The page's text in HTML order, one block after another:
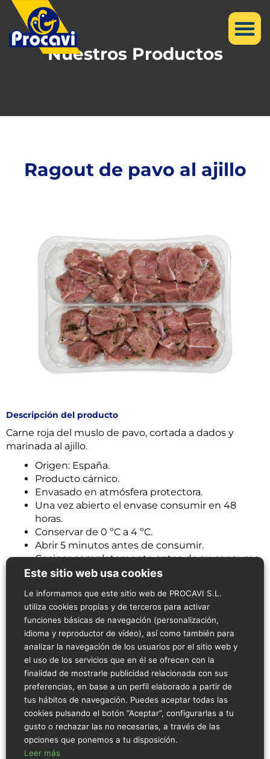
Nuestros Productos
Ragout de pavo al ajillo
Descripción del producto
Carne roja del muslo de pavo, cortada a dados y
marinada al ajillo.
Origen: España.
Producto cárnico.
Envasado en atmósfera protectora.
Una vez abierto el envase consumir en 48
horas.
Conservar de 0 ºC a 4 ºC.
Abrir 5 minutos antes de consumir.
Cocinar completamente antes de su consumo.
Sin gluten, sin lactosa (<0,01%) y sin alérgenos.
Información Nutricional
Por cada 100g de producto:
Por cada 100g de producto:
Valor energético:
472 kJ / 112,8 kcal
Grasas:
De las cuales saturadas:
Hidratos de carbono:
De los cuales azúcares:
Este sitio web usa cookies
Le informamos que este sitio web de PROCAVI S.L.
utiliza cookies propias y de terceros para activar
funciones básicas de navegación (personalización,
idioma y reproductor de vídeo), así como también para
analizar la navegación de los usuarios por el sitio web y
el uso de los servicios que en él se ofrecen con la
finalidad de mostrarle publicidad relacionada con sus
preferencias, en base a un perfil elaborado a partir de
tus hábitos de navegación. Puedes aceptar todas las
cookies pulsando el botón “Aceptar”, configurarlas a tu
gusto o rechazar las no necesarias, a través de las
opciones que ponemos a tu disposición.
Leer más